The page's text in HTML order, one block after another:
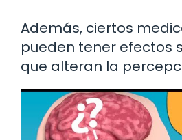
Además, ciertos
pueden tener efectos
que alteran la